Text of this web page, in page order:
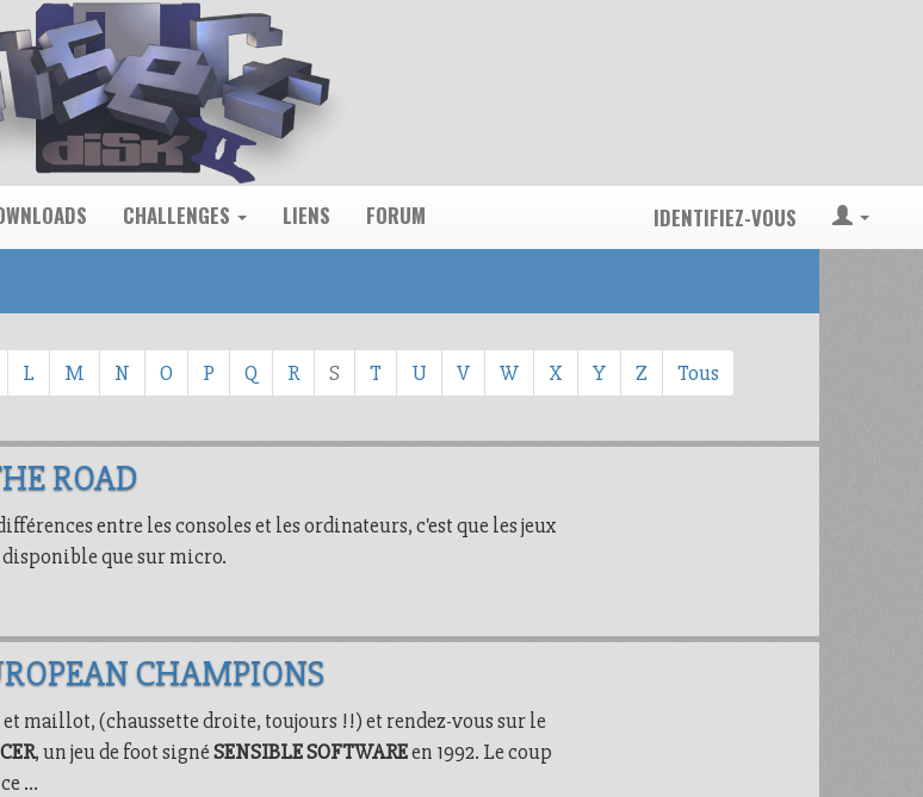
CHALLENGES LIENS FORUM IDENTIFIEZ-VOUS
L M N O P Q R S T U V W X Y Z Tous
ROAD
entre les consoles et les ordinateurs, c'est que les jeux
que sur micro.
CHAMPIONS
maillot, (chaussette droite, toujours !!) et rendez-vous sur le
, un jeu de foot signéSENSIBLE SOFTWAREen 1992. Le coup
…